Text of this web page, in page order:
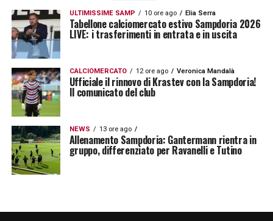
attenzione le prossime mosse, esplorando
altre opportunità che possano garantire all’ex
blucerchiato continuità e possibilità di
mettersi in mostra. La finestra di mercato è
ancora lunga, e le carte in tavola potrebbero
cambiare rapidamente, ma per ora, il futuro di
La Gumina rimane un punto interrogativo.
TUTTE LE NOVITA’ SUL CALCIOMERCATO
DELLA SAMPDORIA
LA PLAYLIST DELLE NOSTRE TOP NEWS
ULTIMISSIME SAMP 10 ore ago Elia Serra
Tabellone calciomercato estivo Sampdoria 2026
LIVE: i trasferimenti in entrata e in uscita
CALCIOMERCATO 12 ore ago Veronica Mandalà
Ufficiale il rinnovo di Krastev con la Sampdoria!
Il comunicato del club
NEWS 13 ore ago
Allenamento Sampdoria: Gantermann rientra in
gruppo, differenziato per Ravanelli e Tutino